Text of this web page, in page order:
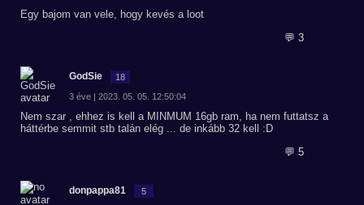
Egy bajom van vele, hogy kevés a loot
💬 3
GodSie 18
3 éve | 2023. 05. 05. 12:50:04
Nem szar , ehhez is kell a MINMUM 16gb ram, ha nem futtatsz a
háttérbe semmit stb talán elég ... de inkább 32 kell :D
💬 5
donpappa81 5